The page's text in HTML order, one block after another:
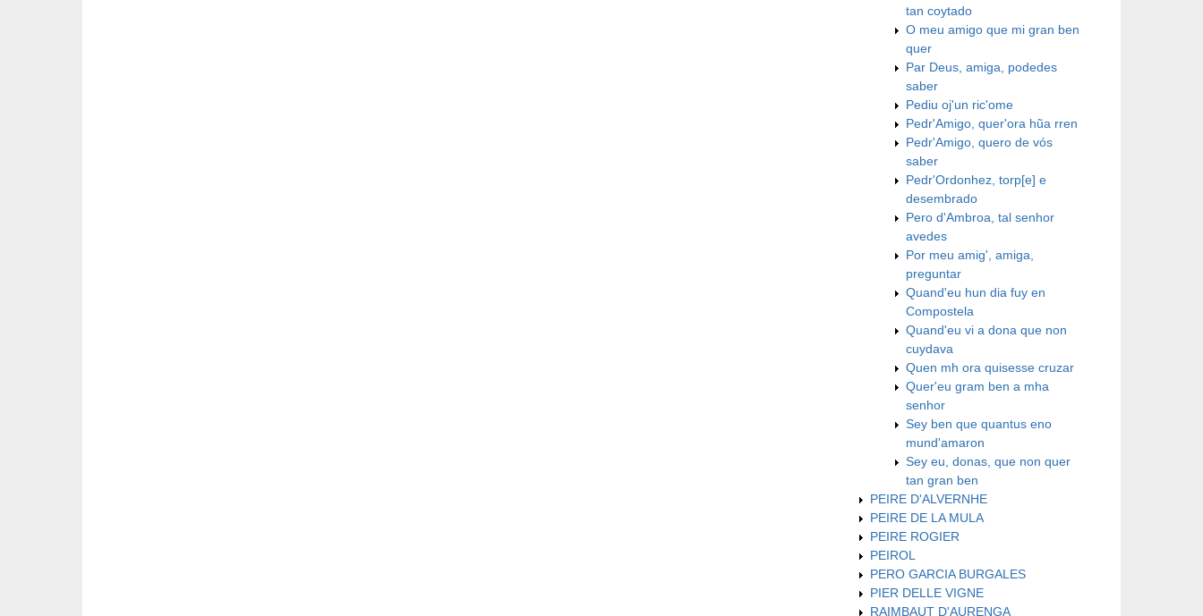
tan coytado
O meu amigo que mi gran ben
quer
Par Deus, amiga, podedes
saber
Pediu oj'un ric'ome
Pedr'Amigo, quer'ora hũa rren
Pedr'Amigo, quero de vós
saber
Pedr'Ordonhez, torp[e] e
desembrado
Pero d'Ambroa, tal senhor
avedes
Por meu amig', amiga,
preguntar
Quand'eu hun dia fuy en
Compostela
Quand'eu vi a dona que non
cuydava
Quen mh ora quisesse cruzar
Quer'eu gram ben a mha
senhor
Sey ben que quantus eno
mund'amaron
Sey eu, donas, que non quer
tan gran ben
PEIRE D'ALVERNHE
PEIRE DE LA MULA
PEIRE ROGIER
PEIROL
PERO GARCIA BURGALES
PIER DELLE VIGNE
RAIMBAUT D'AURENGA